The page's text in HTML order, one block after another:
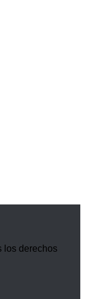
los derechos